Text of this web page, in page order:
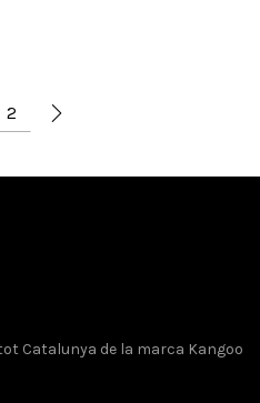
2
Catalunya de la marca Kangoo